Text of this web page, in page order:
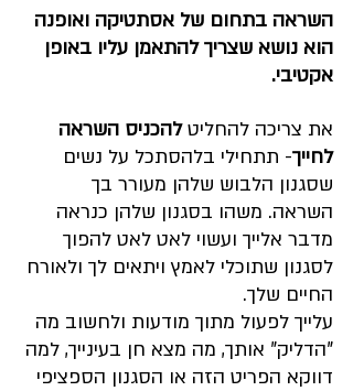
השראה בתחום של אסתטיקה ואופנה
הוא נושא שצריך להתאמן עליו באופן
אקטיבי.
את צריכה להחליט להכניס השראה
לחייך- תתחילי בלהסתכל על נשים
שסגנון הלבוש שלהן מעורר בך
השראה. משהו בסגנון שלהן כנראה
מדבר אלייך ועשוי לאט לאט להפוך
לסגנון שתוכלי לאמץ ויתאים לך ולאורח
החיים שלך.
עלייך לפעול מתוך מודעות ולחשוב מה
"הדליק" אותך, מה מצא חן בעינייך, למה
דווקא הפריט הזה או הסגנון הספציפי